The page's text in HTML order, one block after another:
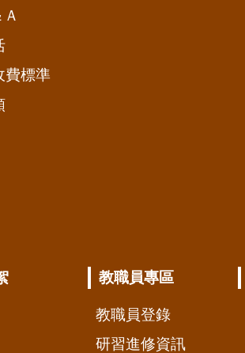
費標準
教職員專區
教職員登錄
研習進修資訊